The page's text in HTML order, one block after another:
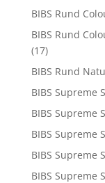
BIBS Rund
BIBS Rund
(17)
BIBS Rund
BIBS Supreme
BIBS Supreme
BIBS Supreme
BIBS Supreme
BIBS Supreme